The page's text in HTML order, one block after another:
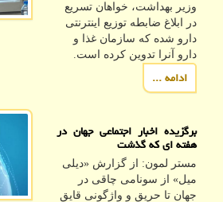
وزیر بهداشت، خواهان تسریع
در ابلاغ ضابطه توزیع اینترنتی
دارو شده که سازمان غذا و
دارو آنرا تدوین کرده است.
ادامه ...
برگزیده اخبار اجتماعی جهان در
هفته ای که گذشت
مستر لمون: از گزارش «دیلی
میل» از سونامی چاقی در
جهان تا حریق و واژگونی قایق